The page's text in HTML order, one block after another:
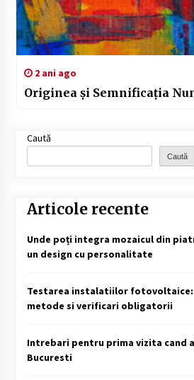
2 ani ago
Originea și Semnificația
Caută
Caută
Articole recente
Unde poți integra mozaicul din
un design cu personalitate
Testarea instalatiilor fotovoltaice:
metode si verificari obligatorii
Intrebari pentru prima vizita cand
Bucuresti